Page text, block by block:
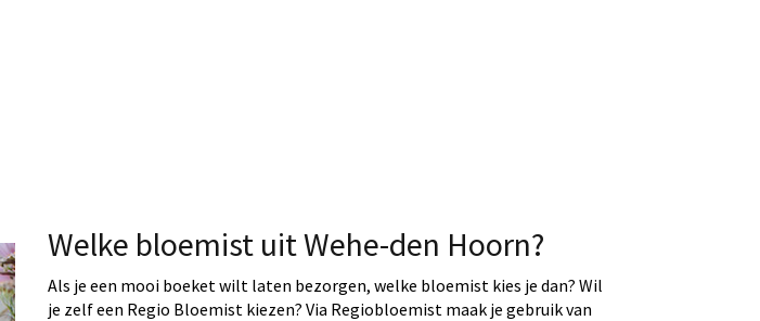
Welke bloemist uit Wehe-den Hoorn?
Als je een mooi boeket wilt laten bezorgen, welke bloemist kies je dan? Wil
je zelf een Regio Bloemist kiezen? Via Regiobloemist maak je gebruik van